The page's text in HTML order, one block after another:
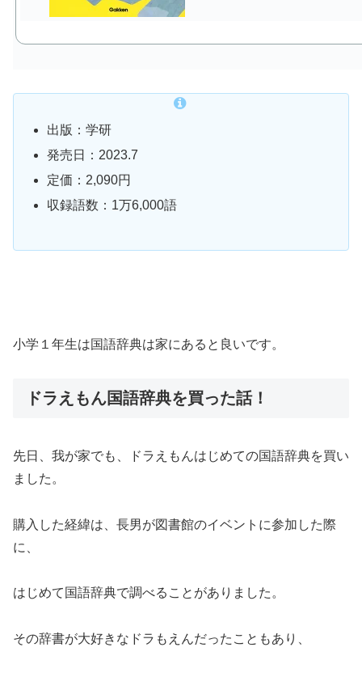
出版：学研
発売日：2023.7
定価：2,090円
収録語数：1万6,000語
小学１年生は国語辞典は家にあると良いです。
ドラえもん国語辞典を買った話！
先日、我が家でも、ドラえもんはじめての国語辞典を買い
ました。
購入した経緯は、長男が図書館のイベントに参加した際
に、
はじめて国語辞典で調べることがありました。
その辞書が大好きなドラもえんだったこともあり、